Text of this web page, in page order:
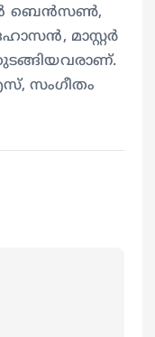
ബെൻസൺ,
മാസ്റ്റർ
സംഗീതം